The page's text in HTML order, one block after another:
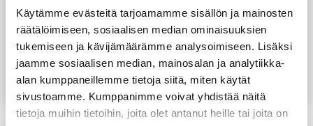
Käytämme evästeitä tarjoamamme sisällön ja mainosten
räätälöimiseen, sosiaalisen median ominaisuuksien
tukemiseen ja kävijämäärämme analysoimiseen. Lisäksi
jaamme sosiaalisen median, mainosalan ja analytiikka-
alan kumppaneillemme tietoja siitä, miten käytät
sivustoamme. Kumppanimme voivat yhdistää näitä
tietoja muihin tietoihin, joita olet antanut heille tai joita on
Sivellin tasoittaja
synteettinen harjas 35 mm
3,00€/kpl
Lue lisää
Siparila korjausmaali 0,5 l
helmiäisharmaa
39,00€/prk(78 €/L)
Lue lisää